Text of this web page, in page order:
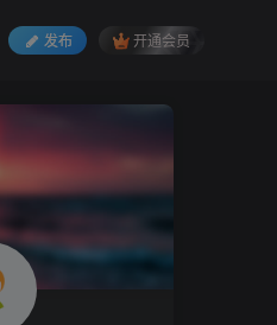
发布 开通会员